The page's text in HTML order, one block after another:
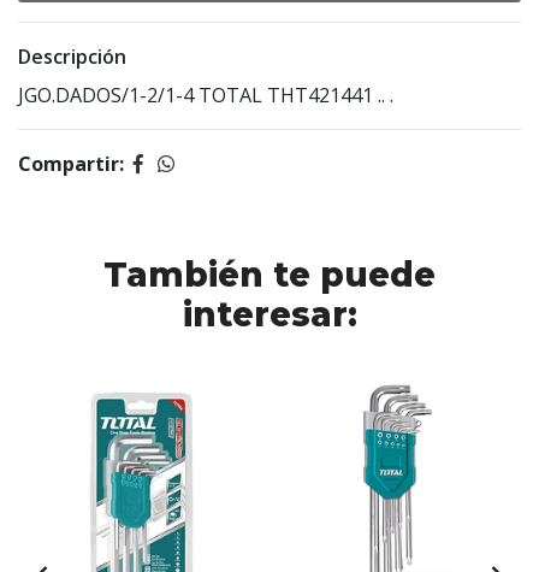
Descripción
JGO.DADOS/1-2/1-4 TOTAL THT421441 .. .
Compartir:
También te puede
interesar: